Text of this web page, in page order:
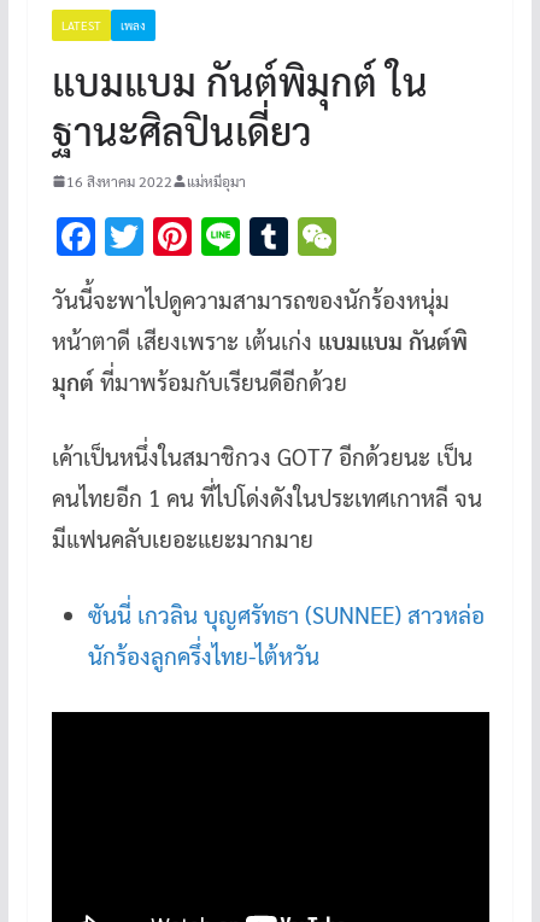
LATEST เพลง
แบมแบม กันต์พิมุกต์ ใน
ฐานะศิลปินเดี่ยว
16 สิงหาคม 2022 แม่หมีอุมา
F
e
b
o
o
k
T
wi
tt
er
Pi
er
es
t
Li
e
T
m
bl
r
W
C
h
at
วันนี้จะพาไปดูความสามารถของนักร้องหนุ่ม
หน้าตาดี เสียงเพราะ เต้นเก่ง แบมแบม กันต์พิ
มุกต์ ที่มาพร้อมกับเรียนดีอีกด้วย
เค้าเป็นหนึ่งในสมาชิกวง GOT7 อีกด้วยนะ เป็น
คนไทยอีก 1 คน ที่ไปโด่งดังในประเทศเกาหลี จน
มีแฟนคลับเยอะแยะมากมาย
ซันนี่ เกวลิน บุญศรัทธา (SUNNEE) สาวหล่อ
นักร้องลูกครึ่งไทย-ไต้หวัน